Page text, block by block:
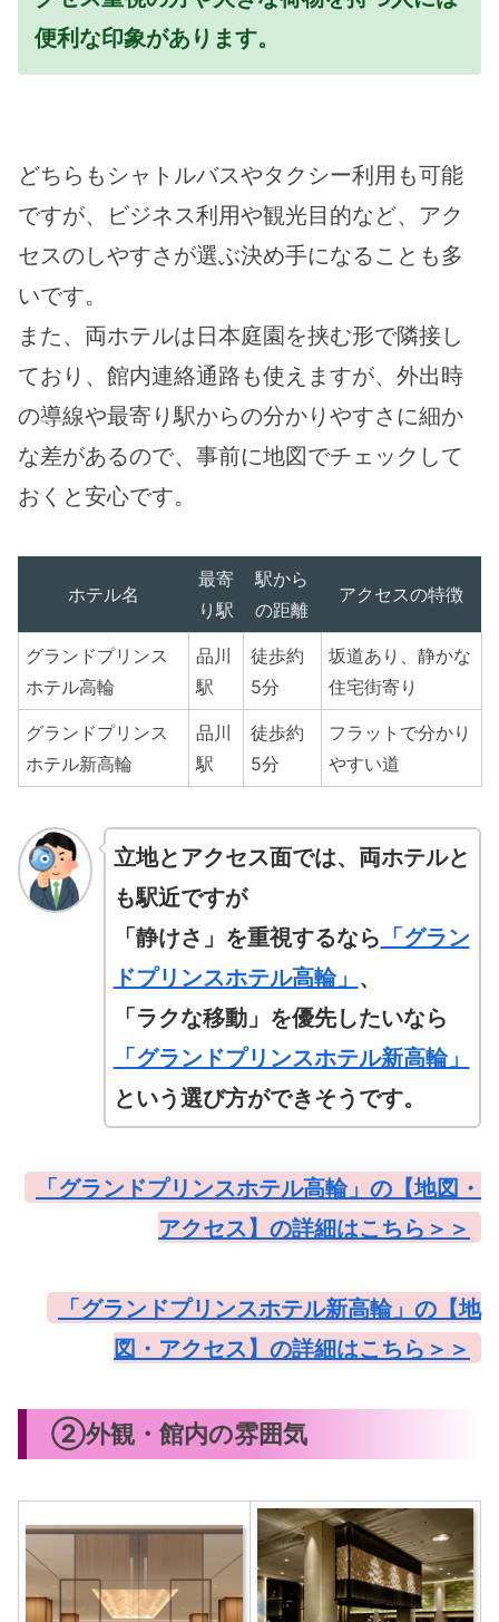
便利な印象があります。
どちらもシャトルバスやタクシー利用も可能
ですが、ビジネス利用や観光目的など、アク
セスのしやすさが選ぶ決め手になることも多
いです。
また、両ホテルは日本庭園を挟む形で隣接し
ており、館内連絡通路も使えますが、外出時
の導線や最寄り駅からの分かりやすさに細か
な差があるので、事前に地図でチェックして
おくと安心です。
ホテル名
最寄
り駅
駅から
の距離
アクセスの特徴
グランドプリンス
ホテル高輪
品川
駅
徒歩約
5分
坂道あり、静かな
住宅街寄り
グランドプリンス
ホテル新高輪
品川
駅
徒歩約
5分
フラットで分かり
やすい道
立地とアクセス面では、両ホテルと
も駅近ですが
「静けさ」を重視するなら 「グラン
ドプリンスホテル高輪」 、
「ラクな移動」を優先したいなら
「グランドプリンスホテル新高輪」
という選び方ができそうです。
「グランドプリンスホテル高輪」の【地図・
アクセス】の詳細はこちら＞＞
「グランドプリンスホテル新高輪」の【地
図・アクセス】の詳細はこちら＞＞
②外観・館内の雰囲気